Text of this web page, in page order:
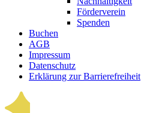
Förderverein
Spenden
Buchen
AGB
Impressum
Datenschutz
Erklärung zur Barrierefreiheit